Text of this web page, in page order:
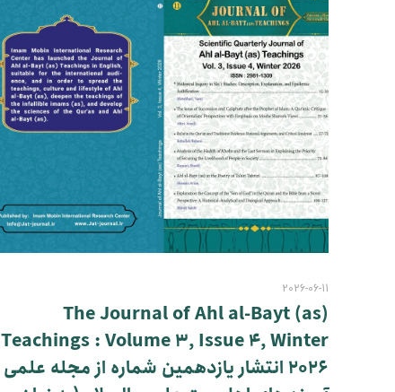
2026-06-11
The Journal of Ahl al-Bayt (as)
Teachings : Volume 3, Issue 4, Winter
2026 انتشار یازدهمین شماره از مجله علمی